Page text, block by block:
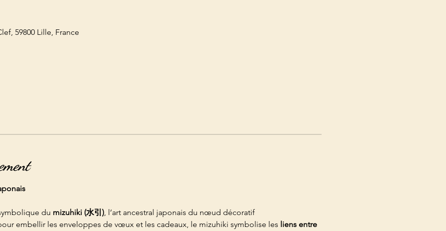
59800 Lille, France
du mizuhiki (水引), l’art ancestral japonais du nœud décoratif
embellir les enveloppes de vœux et les cadeaux, le mizuhiki symbolise les liens entre